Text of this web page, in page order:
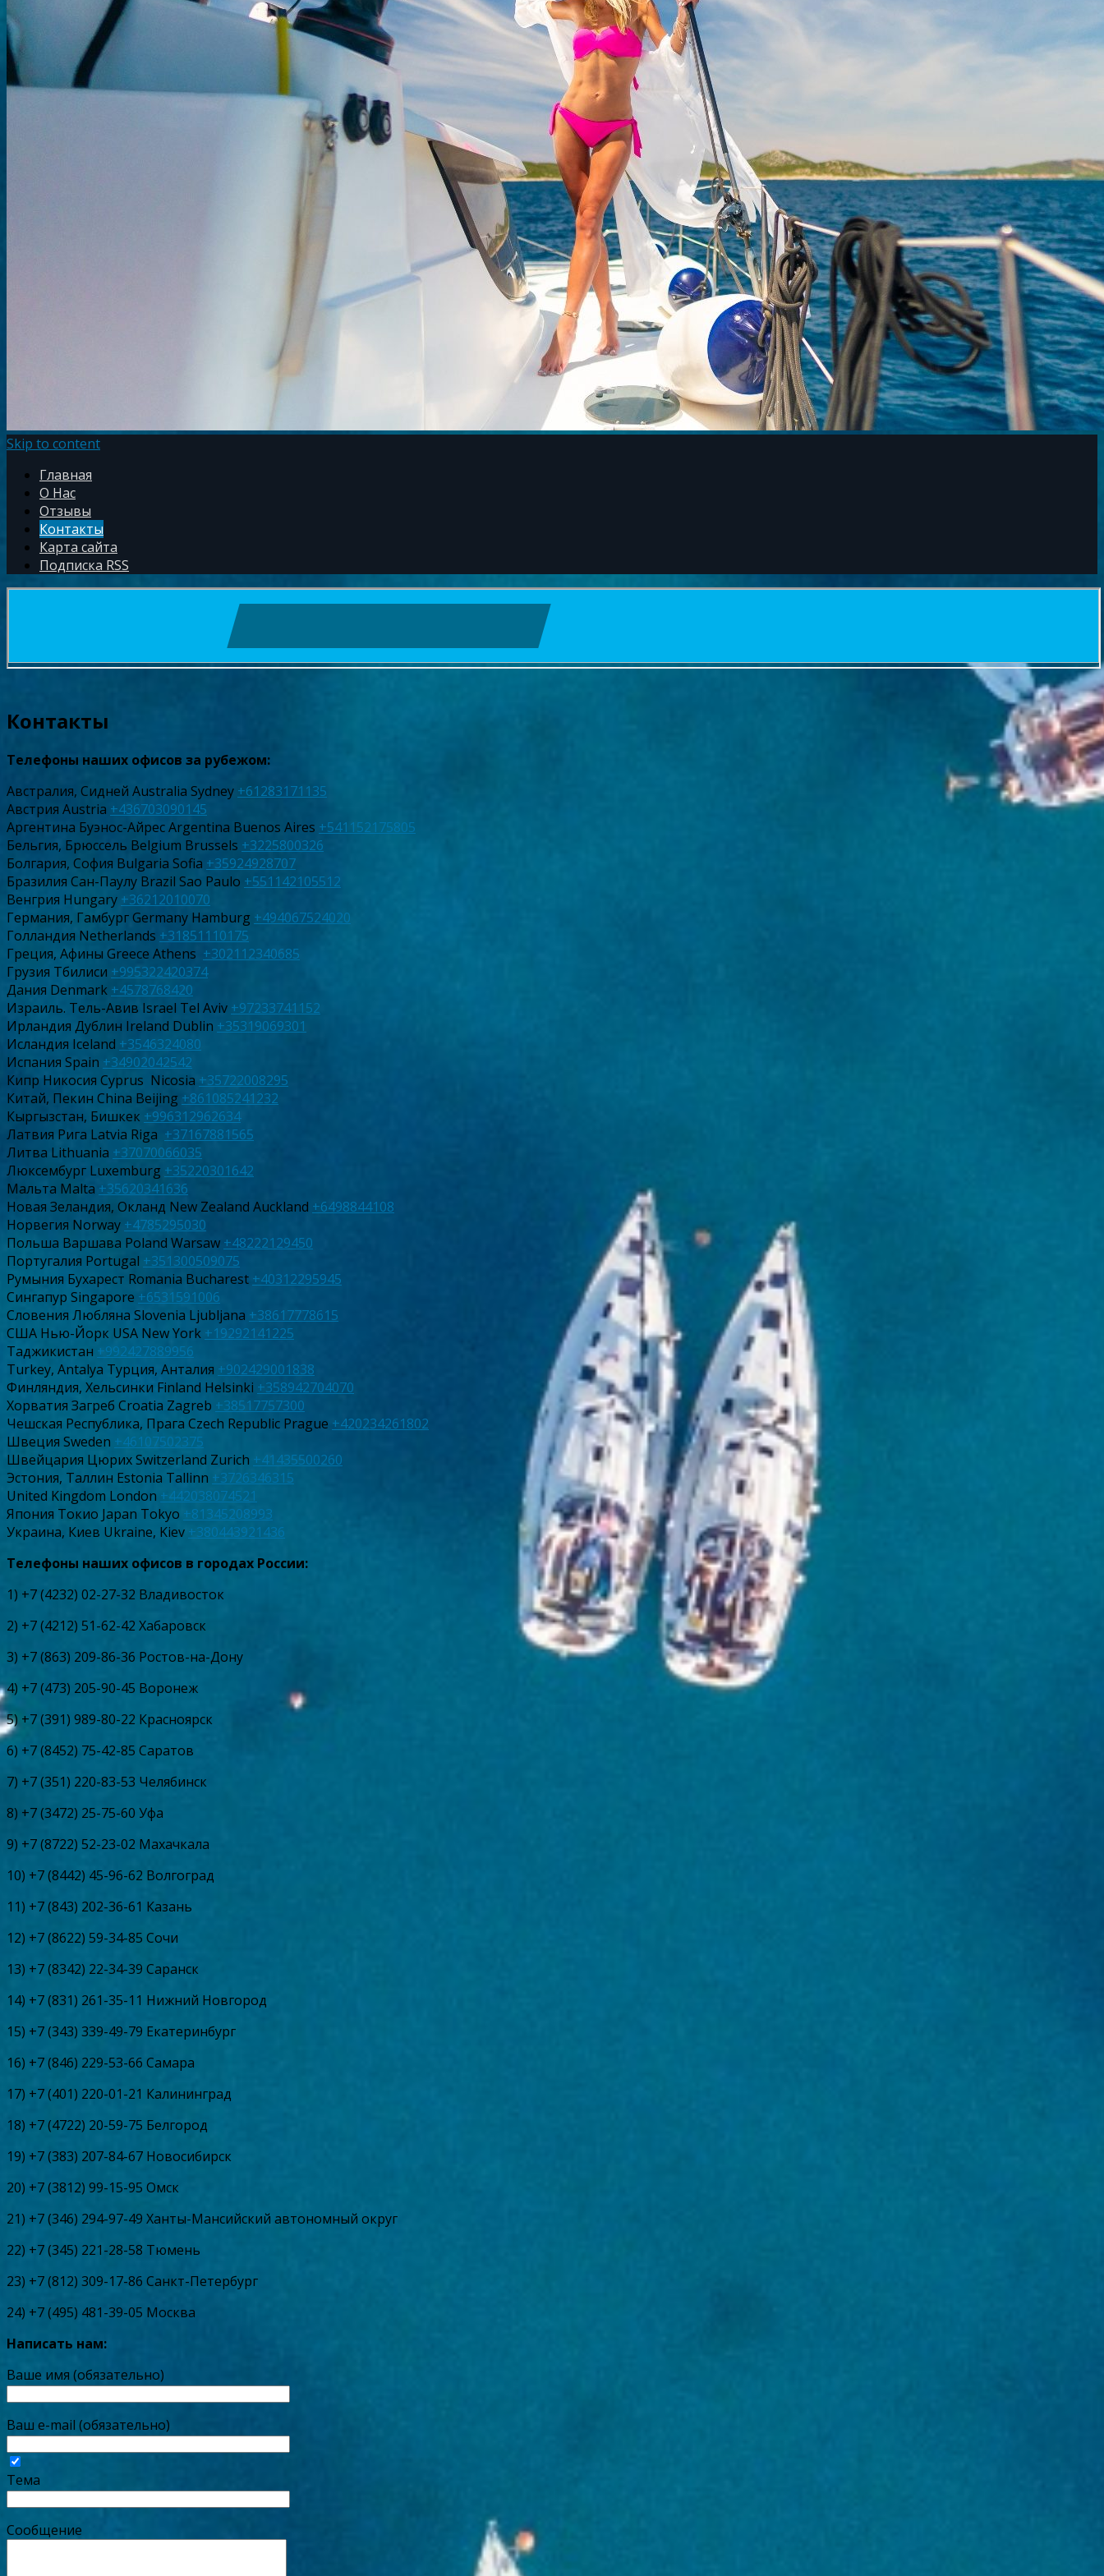
Skip to content
Главная
О Нас
Отзывы
Контакты
Карта сайта
Подписка RSS
Контакты
Телефоны наших офисов за рубежом:
Австралия, Сидней Australia Sydney +61283171135
Австрия Austria +436703090145
Аргентина Буэнос-Айрес Argentina Buenos Aires +541152175805
Бельгия, Брюссель Belgium Brussels +3225800326
Болгария, София Bulgaria Sofia +35924928707
Бразилия Сан-Паулу Brazil Sao Paulo +551142105512
Венгрия Hungary +36212010070
Германия, Гамбург Germany Hamburg +494067524020
Голландия Netherlands +31851110175
Греция, Афины Greece Athens +302112340685
Грузия Тбилиси +995322420374
Дания Denmark +4578768420
Израиль. Тель-Авив Israel Tel Aviv +97233741152
Ирландия Дублин Ireland Dublin +35319069301
Исландия Iceland +3546324080
Испания Spain +34902042542
Кипр Никосия Cyprus Nicosia +35722008295
Китай, Пекин China Beijing +861085241232
Кыргызстан, Бишкек +996312962634
Латвия Рига Latvia Riga +37167881565
Литва Lithuania +37070066035
Люксембург Luxemburg +35220301642
Мальта Malta +35620341636
Новая Зеландия, Окланд New Zealand Auckland +6498844108
Норвегия Norway +4785295030
Польша Варшава Poland Warsaw +48222129450
Португалия Portugal +351300509075
Румыния Бухарест Romania Bucharest +40312295945
Сингапур Singapore +6531591006
Словения Любляна Slovenia Ljubljana +38617778615
США Нью-Йорк USA New York +19292141225
Таджикистан +992427889956
Turkey, Antalya Турция, Анталия +902429001838
Финляндия, Хельсинки Finland Helsinki +358942704070
Хорватия Загреб Croatia Zagreb +38517757300
Чешская Республика, Прага Czech Republic Prague +420234261802
Швеция Sweden +46107502375
Швейцария Цюрих Switzerland Zurich +41435500260
Эстония, Таллин Estonia Tallinn +3726346315
United Kingdom London +442038074521
Япония Токио Japan Tokyo +81345208993
Украина, Киев Ukraine, Kiev +380443921436
Телефоны наших офисов в городах России:
1) +7 (4232) 02-27-32 Владивосток
2) +7 (4212) 51-62-42 Хабаровск
3) +7 (863) 209-86-36 Ростов-на-Дону
4) +7 (473) 205-90-45 Воронеж
5) +7 (391) 989-80-22 Красноярск
6) +7 (8452) 75-42-85 Саратов
7) +7 (351) 220-83-53 Челябинск
8) +7 (3472) 25-75-60 Уфа
9) +7 (8722) 52-23-02 Махачкала
10) +7 (8442) 45-96-62 Волгоград
11) +7 (843) 202-36-61 Казань
12) +7 (8622) 59-34-85 Сочи
13) +7 (8342) 22-34-39 Саранск
14) +7 (831) 261-35-11 Нижний Новгород
15) +7 (343) 339-49-79 Екатеринбург
16) +7 (846) 229-53-66 Самара
17) +7 (401) 220-01-21 Калининград
18) +7 (4722) 20-59-75 Белгород
19) +7 (383) 207-84-67 Новосибирск
20) +7 (3812) 99-15-95 Омск
21) +7 (346) 294-97-49 Ханты-Мансийский автономный округ
22) +7 (345) 221-28-58 Тюмень
23) +7 (812) 309-17-86 Санкт-Петербург
24) +7 (495) 481-39-05 Москва
Написать нам:
Ваше имя (обязательно)
Ваш e-mail (обязательно)
Тема
Сообщение